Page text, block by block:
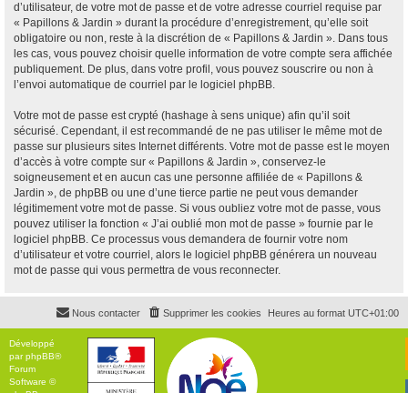
d’utilisateur, de votre mot de passe et de votre adresse courriel requise par
« Papillons & Jardin » durant la procédure d’enregistrement, qu’elle soit
obligatoire ou non, reste à la discrétion de « Papillons & Jardin ». Dans tous
les cas, vous pouvez choisir quelle information de votre compte sera affichée
publiquement. De plus, dans votre profil, vous pouvez souscrire ou non à
l’envoi automatique de courriel par le logiciel phpBB.
Votre mot de passe est crypté (hashage à sens unique) afin qu’il soit
sécurisé. Cependant, il est recommandé de ne pas utiliser le même mot de
passe sur plusieurs sites Internet différents. Votre mot de passe est le moyen
d’accès à votre compte sur « Papillons & Jardin », conservez-le
soigneusement et en aucun cas une personne affiliée de « Papillons &
Jardin », de phpBB ou une d’une tierce partie ne peut vous demander
légitimement votre mot de passe. Si vous oubliez votre mot de passe, vous
pouvez utiliser la fonction « J’ai oublié mon mot de passe » fournie par le
logiciel phpBB. Ce processus vous demandera de fournir votre nom
d’utilisateur et votre courriel, alors le logiciel phpBB générera un nouveau
mot de passe qui vous permettra de vous reconnecter.
Heures au format UTC+01:00
Supprimer les cookies
Nous contacter
Développé
parphpBB®
Forum
Software ©